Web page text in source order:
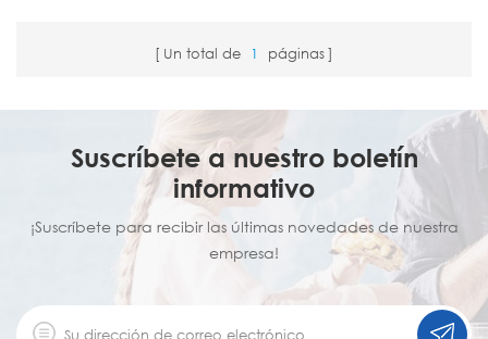
Un total de 1 páginas
Suscríbete a nuestro boletín
informativo
¡Suscríbete para recibir las últimas novedades de nuestra
empresa!